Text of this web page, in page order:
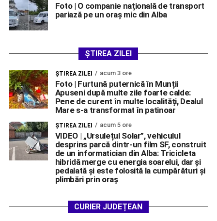
Foto | O companie națională de transport
pariază pe un oraș mic din Alba
ȘTIREA ZILEI
ŞTIREA ZILEI acum 3 ore
Foto | Furtună puternică în Munții
Apuseni după multe zile foarte calde:
Pene de curent în multe localități, Dealul
Mare s-a transformat în patinoar
ŞTIREA ZILEI acum 5 ore
VIDEO | „Ursulețul Solar”, vehiculul
desprins parcă dintr-un film SF, construit
de un informatician din Alba: Tricicleta
hibridă merge cu energia soarelui, dar și
pedalată și este folosită la cumpărături și
plimbări prin oraș
CURIER JUDEȚEAN